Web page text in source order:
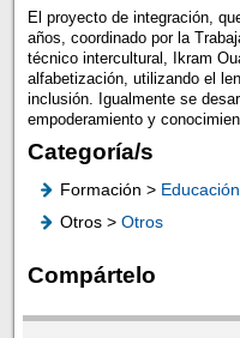
El proyecto de integración,
años, coordinado por la
técnico intercultural, Ikram
alfabetización, utilizando el
inclusión. Igualmente se
empoderamiento y
Categoría/s
Formación >
Otros > Otros
Compártelo